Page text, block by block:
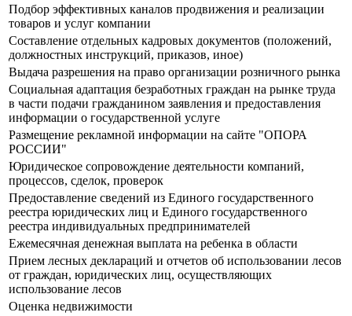
Подбор эффективных каналов продвижения и реализации
товаров и услуг компании
Составление отдельных кадровых документов (положений,
должностных инструкций, приказов, иное)
Выдача разрешения на право организации розничного рынка
Социальная адаптация безработных граждан на рынке труда
в части подачи гражданином заявления и предоставления
информации о государственной услуге
Размещение рекламной информации на сайте "ОПОРА
РОССИИ"
Юридическое сопровождение деятельности компаний,
процессов, сделок, проверок
Предоставление сведений из Единого государственного
реестра юридических лиц и Единого государственного
реестра индивидуальных предпринимателей
Ежемесячная денежная выплата на ребенка в области
Прием лесных деклараций и отчетов об использовании лесов
от граждан, юридических лиц, осуществляющих
использование лесов
Оценка недвижимости